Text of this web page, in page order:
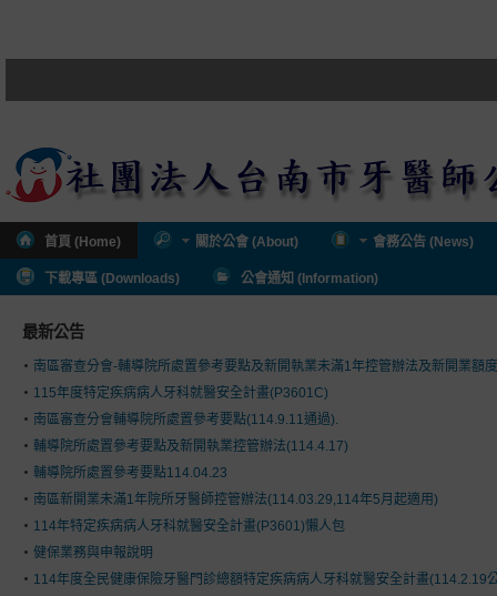
首頁 (Home) 關於公會 (About) 會務公告 (News)
下載專區 (Downloads) 公會通知 (Information)
最新公告
南區審查分會-輔導院所處置參考要點及新開執業未滿1年控管辦法及新開業額
115年度特定疾病病人牙科就醫安全計畫(P3601C)
南區審查分會輔導院所處置參考要點(114.9.11通過).
輔導院所處置參考要點及新開執業控管辦法(114.4.17)
輔導院所處置參考要點114.04.23
南區新開業未滿1年院所牙醫師控管辦法(114.03.29,114年5月起適用)
114年特定疾病病人牙科就醫安全計畫(P3601)懶人包
健保業務與申報說明
114年度全民健康保險牙醫門診總額特定疾病病人牙科就醫安全計畫(114.2.19